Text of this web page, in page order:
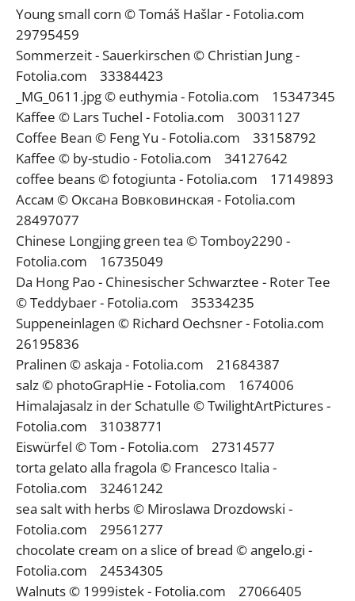
Young small corn © Tomáš Hašlar - Fotolia.com
29795459
Sommerzeit - Sauerkirschen © Christian Jung -
Fotolia.com 33384423
_MG_0611.jpg © euthymia - Fotolia.com 15347345
Kaffee © Lars Tuchel - Fotolia.com 30031127
Coffee Bean © Feng Yu - Fotolia.com 33158792
Kaffee © by-studio - Fotolia.com 34127642
coffee beans © fotogiunta - Fotolia.com 17149893
Ассам © Оксана Вовковинская - Fotolia.com
28497077
Chinese Longjing green tea © Tomboy2290 -
Fotolia.com 16735049
Da Hong Pao - Chinesischer Schwarztee - Roter Tee
© Teddybaer - Fotolia.com 35334235
Suppeneinlagen © Richard Oechsner - Fotolia.com
26195836
Pralinen © askaja - Fotolia.com 21684387
salz © photoGrapHie - Fotolia.com 1674006
Himalajasalz in der Schatulle © TwilightArtPictures -
Fotolia.com 31038771
Eiswürfel © Tom - Fotolia.com 27314577
torta gelato alla fragola © Francesco Italia -
Fotolia.com 32461242
sea salt with herbs © Miroslawa Drozdowski -
Fotolia.com 29561277
chocolate cream on a slice of bread © angelo.gi -
Fotolia.com 24534305
Walnuts © 1999istek - Fotolia.com 27066405